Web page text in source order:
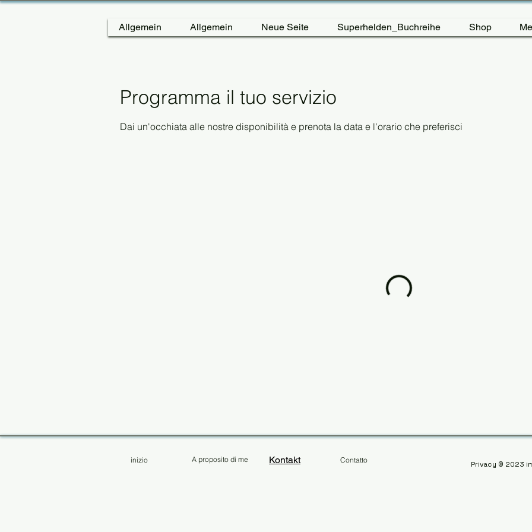
Allgemein Allgemein Neue Seite Superhelden_Buchreihe Shop
Programma il tuo servizio
Dai un'occhiata alle nostre disponibilità e prenota la data e l'orario che preferisci
inizio A proposito di me Contatto
Kontakt Privacy © 2023